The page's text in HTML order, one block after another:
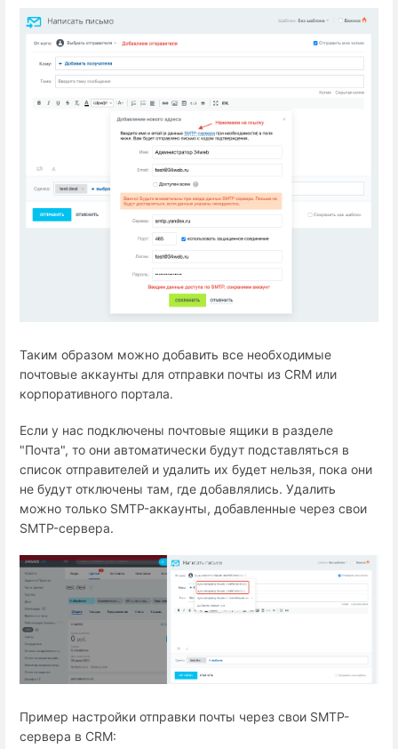
Таким образом можно добавить все необходимые
почтовые аккаунты для отправки почты из CRM или
корпоративного портала.
Если у нас подключены почтовые ящики в разделе
"Почта", то они автоматически будут подставляться в
список отправителей и удалить их будет нельзя, пока они
не будут отключены там, где добавлялись. Удалить
можно только SMTP-аккаунты, добавленные через свои
SMTP-сервера.
Пример настройки отправки почты через свои SMTP-
сервера в CRM: